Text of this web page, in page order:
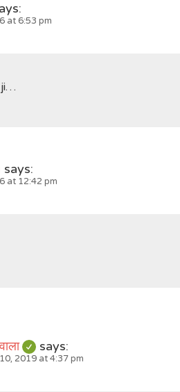
at 6:53 pm
ji…
says:
at 12:42 pm
says:
2019 at 4:37 pm